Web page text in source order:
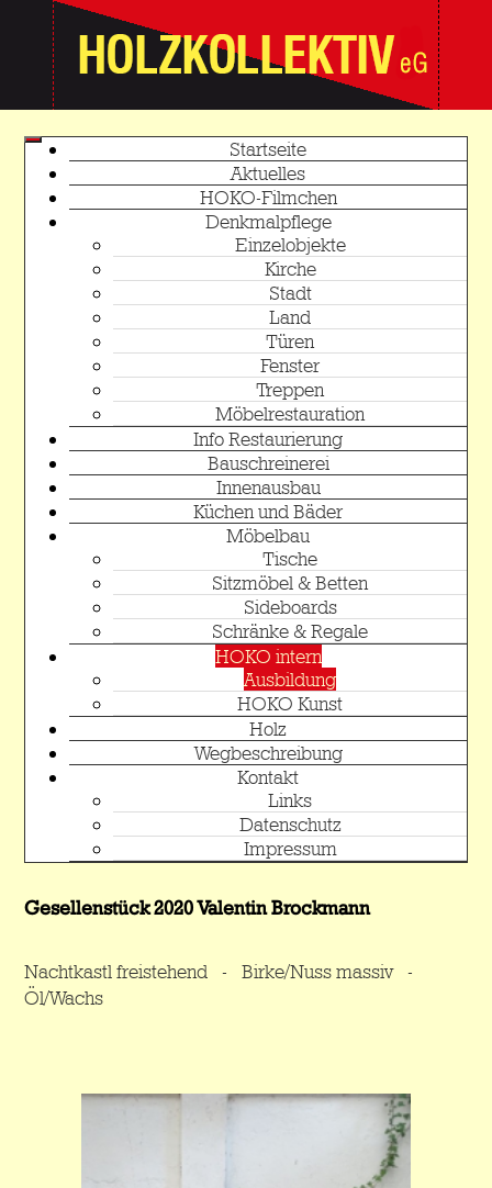
Startseite
Aktuelles
HOKO-Filmchen
Denkmalpflege
Einzelobjekte
Kirche
Stadt
Land
Türen
Fenster
Treppen
Möbelrestauration
Info Restaurierung
Bauschreinerei
Innenausbau
Küchen und Bäder
Möbelbau
Tische
Sitzmöbel & Betten
Sideboards
Schränke & Regale
HOKO intern
Ausbildung
HOKO Kunst
Holz
Wegbeschreibung
Kontakt
Links
Datenschutz
Impressum
Gesellenstück 2020 Valentin Brockmann
Nachtkastl freistehend - Birke/Nuss massiv -
Öl/Wachs